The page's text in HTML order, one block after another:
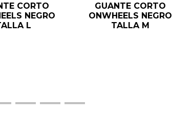
CORTO
NEGRO
L
GUANTE CORTO
ONWHEELS NEGRO
TALLA M